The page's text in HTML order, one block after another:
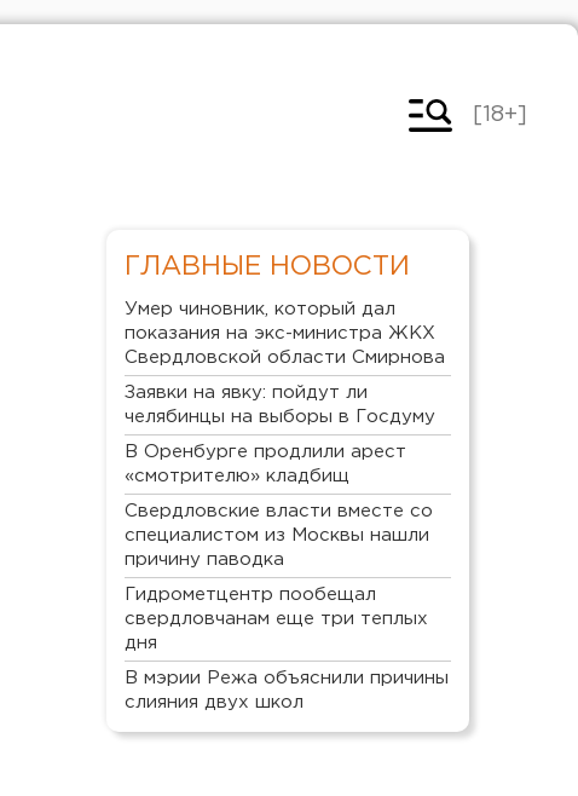
[18+]
ГЛАВНЫЕ НОВОСТИ
Умер чиновник, который дал
показания на экс-министра ЖКХ
Свердловской области Смирнова
Заявки на явку: пойдут ли
челябинцы на выборы в Госдуму
В Оренбурге продлили арест
«смотрителю» кладбищ
Свердловские власти вместе со
специалистом из Москвы нашли
причину паводка
Гидрометцентр пообещал
свердловчанам еще три теплых
дня
В мэрии Режа объяснили причины
слияния двух школ